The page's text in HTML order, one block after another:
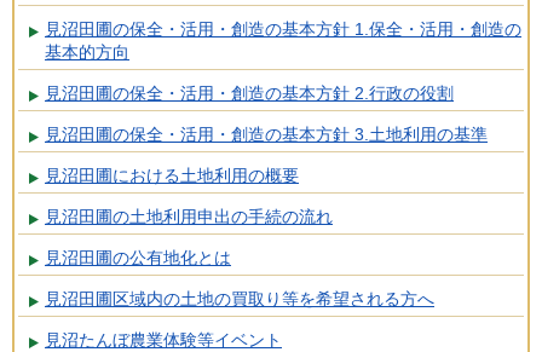
見沼田圃の保全・活用・創造の基本方針 1.保全・活用・創造の
基本的方向
見沼田圃の保全・活用・創造の基本方針 2.行政の役割
見沼田圃の保全・活用・創造の基本方針 3.土地利用の基準
見沼田圃における土地利用の概要
見沼田圃の土地利用申出の手続の流れ
見沼田圃の公有地化とは
見沼田圃区域内の土地の買取り等を希望される方へ
見沼たんぼ農業体験等イベント